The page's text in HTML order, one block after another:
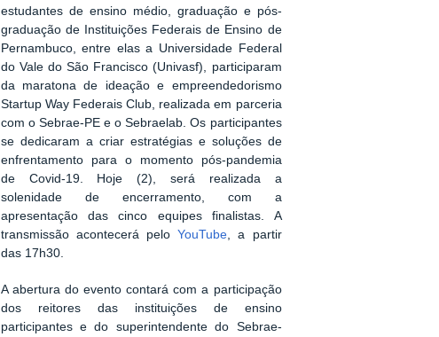
estudantes de ensino médio, graduação e pós-
graduação de Instituições Federais de Ensino de
Pernambuco, entre elas a Universidade Federal
do Vale do São Francisco (Univasf), participaram
da maratona de ideação e empreendedorismo
Startup Way Federais Club, realizada em parceria
com o Sebrae-PE e o Sebraelab. Os participantes
se dedicaram a criar estratégias e soluções de
enfrentamento para o momento pós-pandemia
de Covid-19. Hoje (2), será realizada a
solenidade de encerramento, com a
apresentação das cinco equipes finalistas. A
transmissão acontecerá peloYouTube , a partir
das 17h30.
A abertura do evento contará com a participação
dos reitores das instituições de ensino
participantes e do superintendente do Sebrae-